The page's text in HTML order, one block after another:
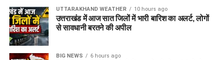
UTTARAKHAND WEATHER 10 hours ago
उत्तराखंड में आज सात जिलों में भारी बारिश का अलर्ट, लोगों
से सावधानी बरतने की अपील
BIG NEWS 6 hours ago